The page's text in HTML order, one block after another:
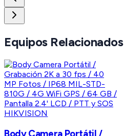
Equipos Relacionados
HIKVISION